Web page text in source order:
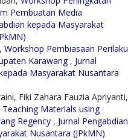
Pembuatan Media
kepada Masyarakat
Workshop Pembiasaan Perilaku
Karawang , Jurnal
Masyarakat Nusantara
Fiki Zahara Fauzia Apriyanti,
Materials using
Regency , Jurnal Pengabdian
Nusantara (JPkMN)